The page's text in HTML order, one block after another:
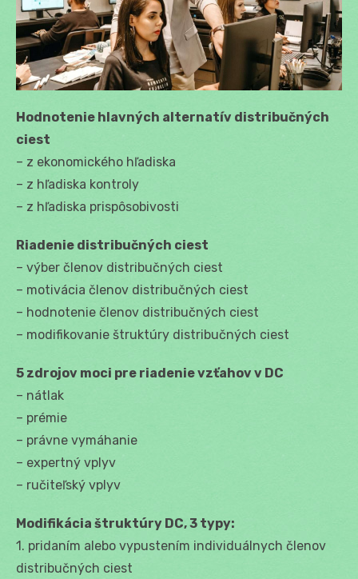
Hodnotenie hlavných alternatív distribučných
ciest
– z ekonomického hľadiska
– z hľadiska kontroly
– z hľadiska prispôsobivosti
Riadenie distribučných ciest
– výber členov distribučných ciest
– motivácia členov distribučných ciest
– hodnotenie členov distribučných ciest
– modifikovanie štruktúry distribučných ciest
5 zdrojov moci pre riadenie vzťahov v DC
– nátlak
– prémie
– právne vymáhanie
– expertný vplyv
– ručiteľský vplyv
Modifikácia štruktúry DC, 3 typy:
1. pridaním alebo vypustením individuálnych členov
distribučných ciest